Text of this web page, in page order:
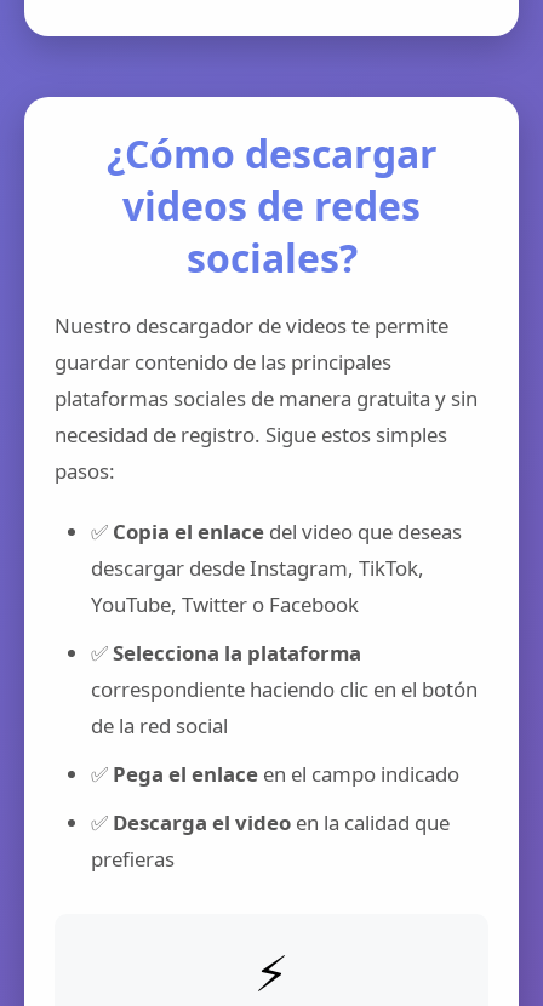
¿Cómo descargar
videos de redes
sociales?
Nuestro descargador de videos te permite
guardar contenido de las principales
plataformas sociales de manera gratuita y sin
necesidad de registro. Sigue estos simples
pasos:
✅ Copia el enlace del video que deseas
descargar desde Instagram, TikTok,
YouTube, Twitter o Facebook
✅Selecciona la plataforma
correspondiente haciendo clic en el botón
de la red social
✅ Pega el enlace en el campo indicado
✅ Descarga el video en la calidad que
prefieras
⚡